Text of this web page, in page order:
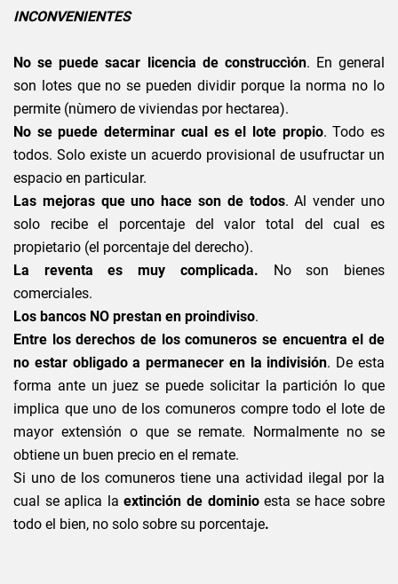
INCONVENIENTES
No se puede sacar licencia de construccìón. En general
son lotes que no se pueden dividir porque la norma no lo
permite (nùmero de viviendas por hectarea).
No se puede determinar cual es el lote propio. Todo es
todos. Solo existe un acuerdo provisional de usufructar un
espacio en particular.
Las mejoras que uno hace son de todos. Al vender uno
solo recibe el porcentaje del valor total del cual es
propietario (el porcentaje del derecho).
La reventa es muy complicada. No son bienes
comerciales.
Los bancos NO prestan en proindiviso.
Entre los derechos de los comuneros se encuentra el de
no estar obligado a permanecer en la indivisión. De esta
forma ante un juez se puede solicitar la partición lo que
implica que uno de los comuneros compre todo el lote de
mayor extensìón o que se remate. Normalmente no se
obtiene un buen precio en el remate.
Si uno de los comuneros tiene una actividad ilegal por la
cual se aplica laextinción de dominioesta se hace sobre
todo el bien, no solo sobre su porcentaje.